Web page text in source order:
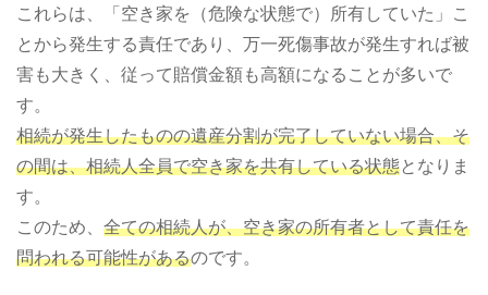
これらは、「空き家を（危険な状態で）所有していた」こ
とから発生する責任であり、万一死傷事故が発生すれば被
害も大きく、従って賠償金額も高額になることが多いで
す。
相続が発生したものの遺産分割が完了していない場合、そ
の間は、相続人全員で空き家を共有している状態となりま
す。
このため、 全ての相続人が、空き家の所有者として責任を
問われる可能性があるのです。